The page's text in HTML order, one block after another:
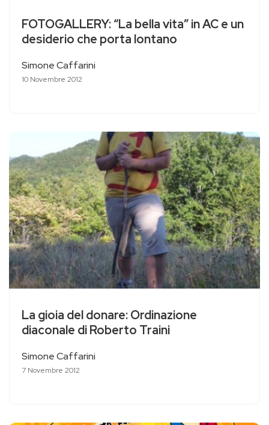
FOTOGALLERY: “La bella vita” in AC e un
desiderio che porta lontano
Simone Caffarini
10 Novembre 2012
La gioia del donare: Ordinazione
diaconale di Roberto Traini
Simone Caffarini
7 Novembre 2012